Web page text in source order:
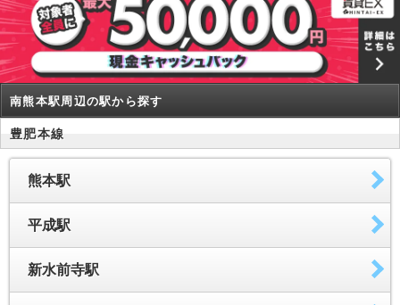
南熊本駅周辺の駅から探す
豊肥本線
熊本駅
平成駅
新水前寺駅